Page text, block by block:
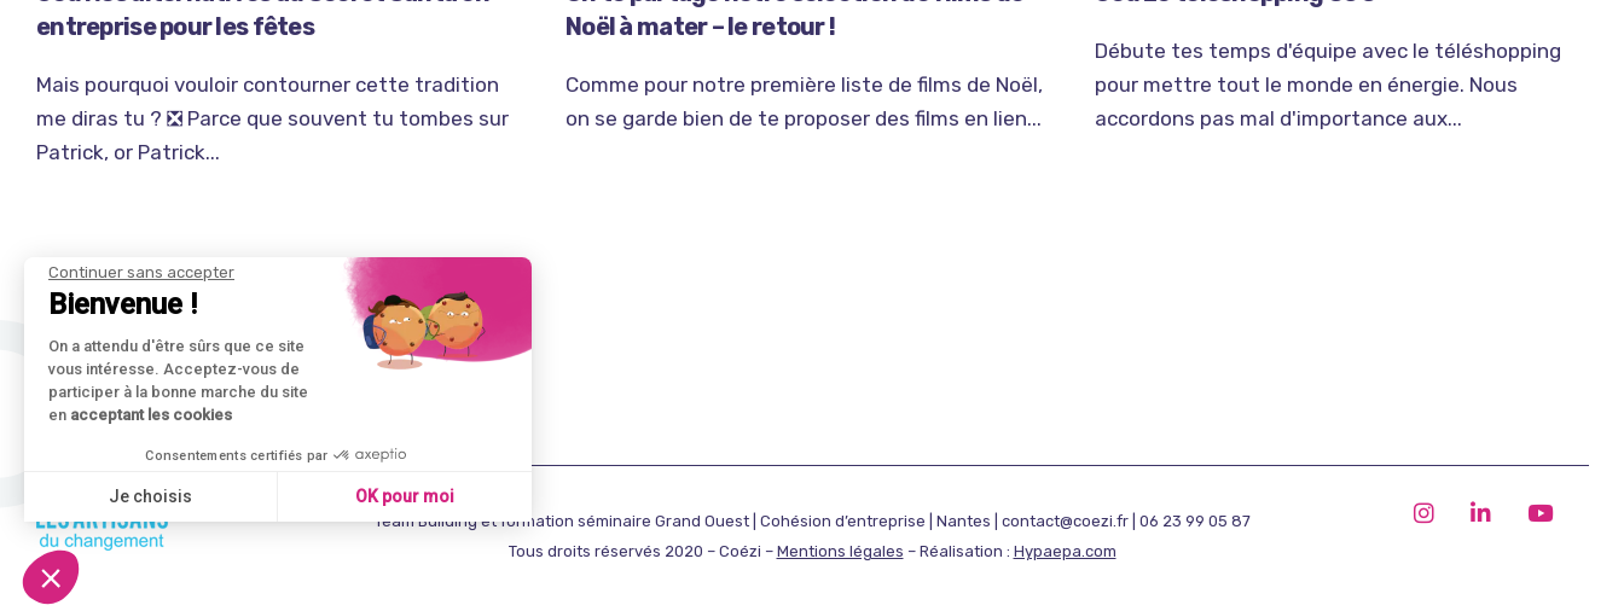
Continuer sans accepter
Bienvenue !
On a attendu d'être sûrs que ce site
vous intéresse. Acceptez-vous de
participer à la bonne marche du site
en acceptant les cookies
Consentements certifiés par
Je choisis OK pour moi
Axeptio consent
Plateforme de Gestion du Consentement : Personnalisez vos Options
entreprise pour les fêtes
Mais pourquoi vouloir contourner cette tradition
me diras tu ? ❎ Parce que souvent tu tombes sur
Patrick, or Patrick...
Noël à mater – le retour !
Comme pour notre première liste de films de Noël,
on se garde bien de te proposer des films en lien...
Débute tes temps d'équipe avec le téléshopping
pour mettre tout le monde en énergie. Nous
accordons pas mal d'importance aux...
Team Building et formation séminaire Grand Ouest | Cohésion d’entreprise | Nantes | contact@coezi.fr | 06 23 99 05 87
Tous droits réservés 2020 – Coézi – Mentions légales – Réalisation : Hypaepa.com